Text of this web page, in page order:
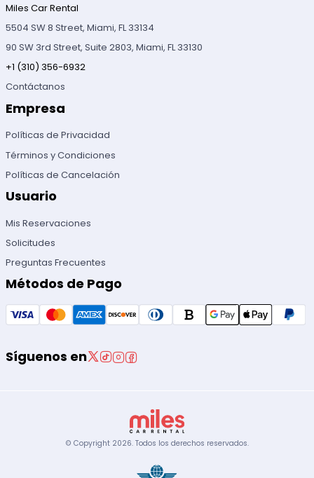
Miles Car Rental
5504 SW 8 Street, Miami, FL 33134
90 SW 3rd Street, Suite 2803, Miami, FL 33130
+1 (310) 356-6932
Contáctanos
Empresa
Políticas de Privacidad
Términos y Condiciones
Políticas de Cancelación
Usuario
Mis Reservaciones
Solicitudes
Preguntas Frecuentes
Métodos de Pago
Síguenos en
© Copyright 2026. Todos los derechos reservados.